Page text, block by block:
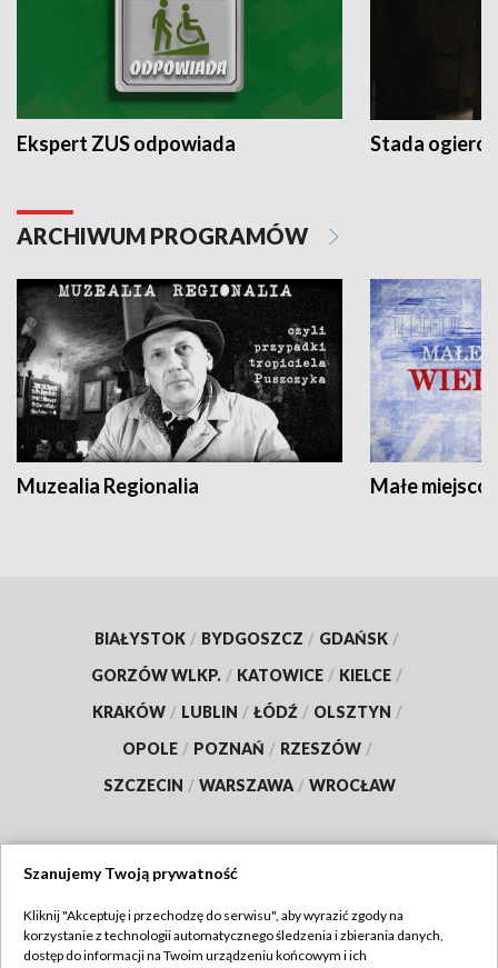
Ekspert ZUS odpowiada Stada
ARCHIWUM PROGRAMÓW
Muzealia Regionalia Małe
BIAŁYSTOK / BYDGOSZCZ / GDAŃSK /
GORZÓW WLKP. / KATOWICE / KIELCE /
KRAKÓW / LUBLIN / ŁÓDŹ / OLSZTYN /
OPOLE / POZNAŃ / RZESZÓW /
SZCZECIN / WARSZAWA / WROCŁAW
TVP
Szanujemy Twoją prywatność
Kliknij "Akceptuję i przechodzę do serwisu", aby wyrazić zgody na
korzystanie z technologii automatycznego śledzenia i zbierania danych,
dostęp do informacji na Twoim urządzeniu końcowym i ich